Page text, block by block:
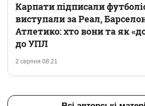
2 серпня 08:21
Карпати підписали
виступали за Реал,
Атлетико: хто вони та як
до УПЛ